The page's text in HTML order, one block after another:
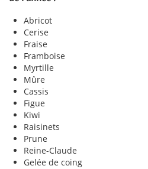
Abricot
Cerise
Fraise
Framboise
Myrtille
Mûre
Cassis
Figue
Kiwi
Raisinets
Prune
Reine-Claude
Gelée de coing